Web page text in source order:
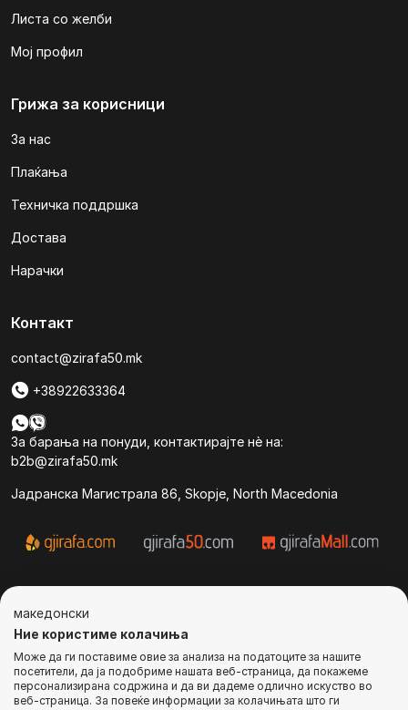
Листа со желби
Мој профил
Грижа за корисници
За нас
Плаќања
Техничка поддршка
Достава
Нарачки
Контакт
contact@zirafa50.mk
+38922633364
За барања на понуди, контактирајте нѐ на:
b2b@zirafa50.mk
Jадранска Магистрала 86, Skopje, North Macedonia
македонски
Ние користиме колачиња
Може да ги поставиме овие за анализа на податоците за нашите
посетители, да ја подобриме нашата веб-страница, да покажеме
персонализирана содржина и да ви дадеме одлично искуство во
веб-страница. За повеќе информации за колачињата што ги